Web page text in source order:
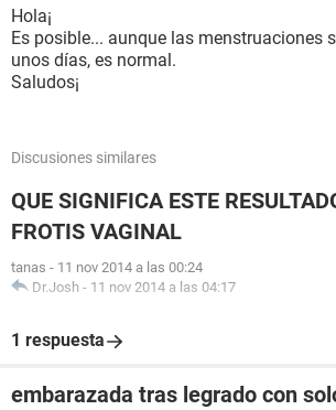
Hola¡
Es posible... aunque las menstruaciones
unos días, es normal.
Saludos¡
Discusiones similares
QUE SIGNIFICA ESTE
FROTIS VAGINAL
tanas - 11 nov 2014 a las 00:24
Dr.Josh - 11 nov 2014 a las 04:17
1 respuesta
embarazada tras legrado con